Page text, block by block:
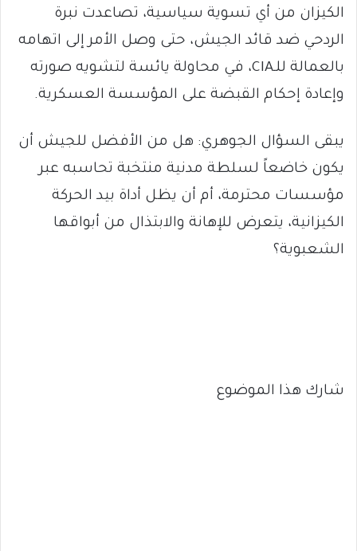
الكيزان من أي تسوية سياسية، تصاعدت نبرة
الردحي ضد قائد الجيش، حتى وصل الأمر إلى اتهامه
بالعمالة للـCIA، في محاولة يائسة لتشويه صورته
وإعادة إحكام القبضة على المؤسسة العسكرية.
يبقى السؤال الجوهري: هل من الأفضل للجيش أن
يكون خاضعاً لسلطة مدنية منتخبة تحاسبه عبر
مؤسسات محترمة، أم أن يظل أداة بيد الحركة
الكيزانية، يتعرض للإهانة والابتذال من أبواقها
الشعبوية؟
شارك هذا الموضوع